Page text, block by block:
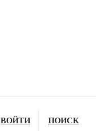
ВОЙТИ ПОИСК